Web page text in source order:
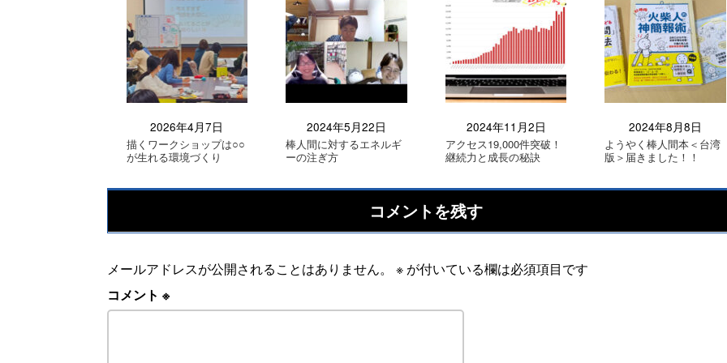
2026年4月7日
描くワークショップは○○
が生れる環境づくり
2024年5月22日
棒人間に対するエネルギ
ーの注ぎ方
2024年11月2日
アクセス19,000件突破！
継続力と成長の秘訣
2024年8月8日
ようやく棒人間本＜台湾
版＞届きました！！
コメントを残す
メールアドレスが公開されることはありません。 ※ が付いている欄は必須項目です
コメント ※